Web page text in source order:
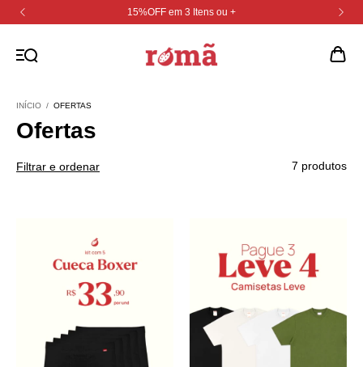
15%OFF em 3 Itens ou +
INÍCIO / OFERTAS
Ofertas
Filtrar e ordenar 7 produtos